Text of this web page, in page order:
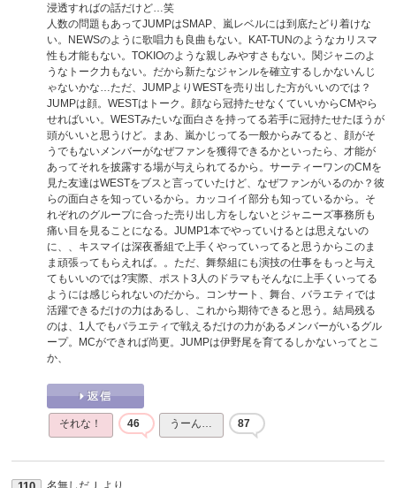
浸透すればの話だけど…笑
人数の問題もあってJUMPはSMAP、嵐レベルには到底たどり着けな
い。NEWSのように歌唱力も良曲もない。KAT-TUNのようなカリスマ
性も才能もない。TOKIOのような親しみやすさもない。関ジャニのよ
うなトーク力もない。だから新たなジャンルを確立するしかないんじ
ゃないかな…ただ、JUMPよりWESTを売り出した方がいいのでは？
JUMPは顔。WESTはトーク。顔なら冠持たせなくていいからCMやら
せればいい。WESTみたいな面白さを持ってる若手に冠持たせたほうが
頭がいいと思うけど。まあ、嵐かじってる一般からみてると、顔がそ
うでもないメンバーがなぜファンを獲得できるかといったら、才能が
あってそれを披露する場が与えられてるから。サーティーワンのCMを
見た友達はWESTをブスと言っていたけど、なぜファンがいるのか？彼
らの面白さを知っているから。カッコイイ部分も知っているから。そ
れぞれのグループに合った売り出し方をしないとジャニーズ事務所も
痛い目を見ることになる。JUMP1本でやっていけるとは思えないの
に、、キスマイは深夜番組で上手くやっていってると思うからこのま
ま頑張ってもらえれば。。ただ、舞祭組にも演技の仕事をもっと与え
てもいいのでは?実際、ポスト3人のドラマもそんなに上手くいってる
ようには感じられないのだから。コンサート、舞台、バラエティでは
活躍できるだけの力はあるし、これから期待できると思う。結局残る
のは、1人でもバラエティで戦えるだけの力があるメンバーがいるグル
ープ。MCができれば尚更。JUMPは伊野尾を育てるしかないってとこ
か、
それな！ 46 うーん… 87
名無しだＪ より